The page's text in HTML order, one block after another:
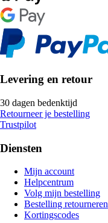
Levering en retour
30 dagen bedenktijd
Retourneer je bestelling
Trustpilot
Diensten
Mijn account
Helpcentrum
Volg mijn bestelling
Bestelling retourneren
Kortingscodes